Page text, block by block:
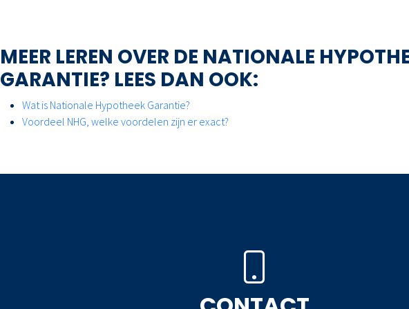
MEER LEREN OVER DE NATIONALE
GARANTIE? LEES DAN OOK:
Wat is Nationale Hypotheek Garantie?
Voordeel NHG, welke voordelen zijn er exact?